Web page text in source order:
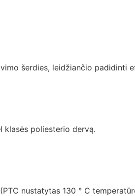
šerdies, leidžiančio padidinti
klasės poliesterio dervą.
nustatytas 130 ° C